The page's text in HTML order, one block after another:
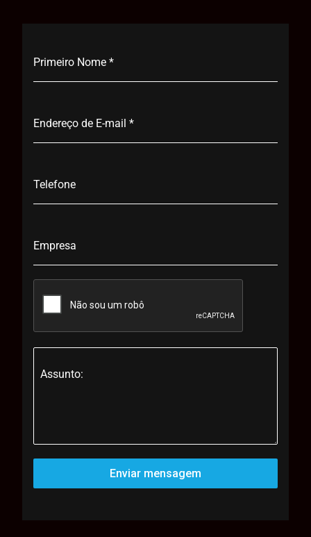
Primeiro Nome *
Endereço de E-mail *
Telefone
Empresa
Assunto:
Enviar mensagem